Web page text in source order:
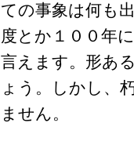
ての事象は何も
度とか１００年
言えます。形あ
ょう。しかし、
ません。